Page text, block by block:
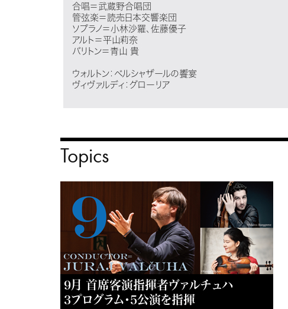
合唱＝武蔵野合唱団
管弦楽＝読売日本交響楽団
ソプラノ＝小林沙羅、佐藤優子
アルト＝平山莉奈
バリトン＝青山 貴
ウォルトン：ベルシャザールの饗宴
ヴィヴァルディ：グローリア
Topics
9月 首席客演指揮者ヴァルチュハ
3プログラム・5公演を指揮